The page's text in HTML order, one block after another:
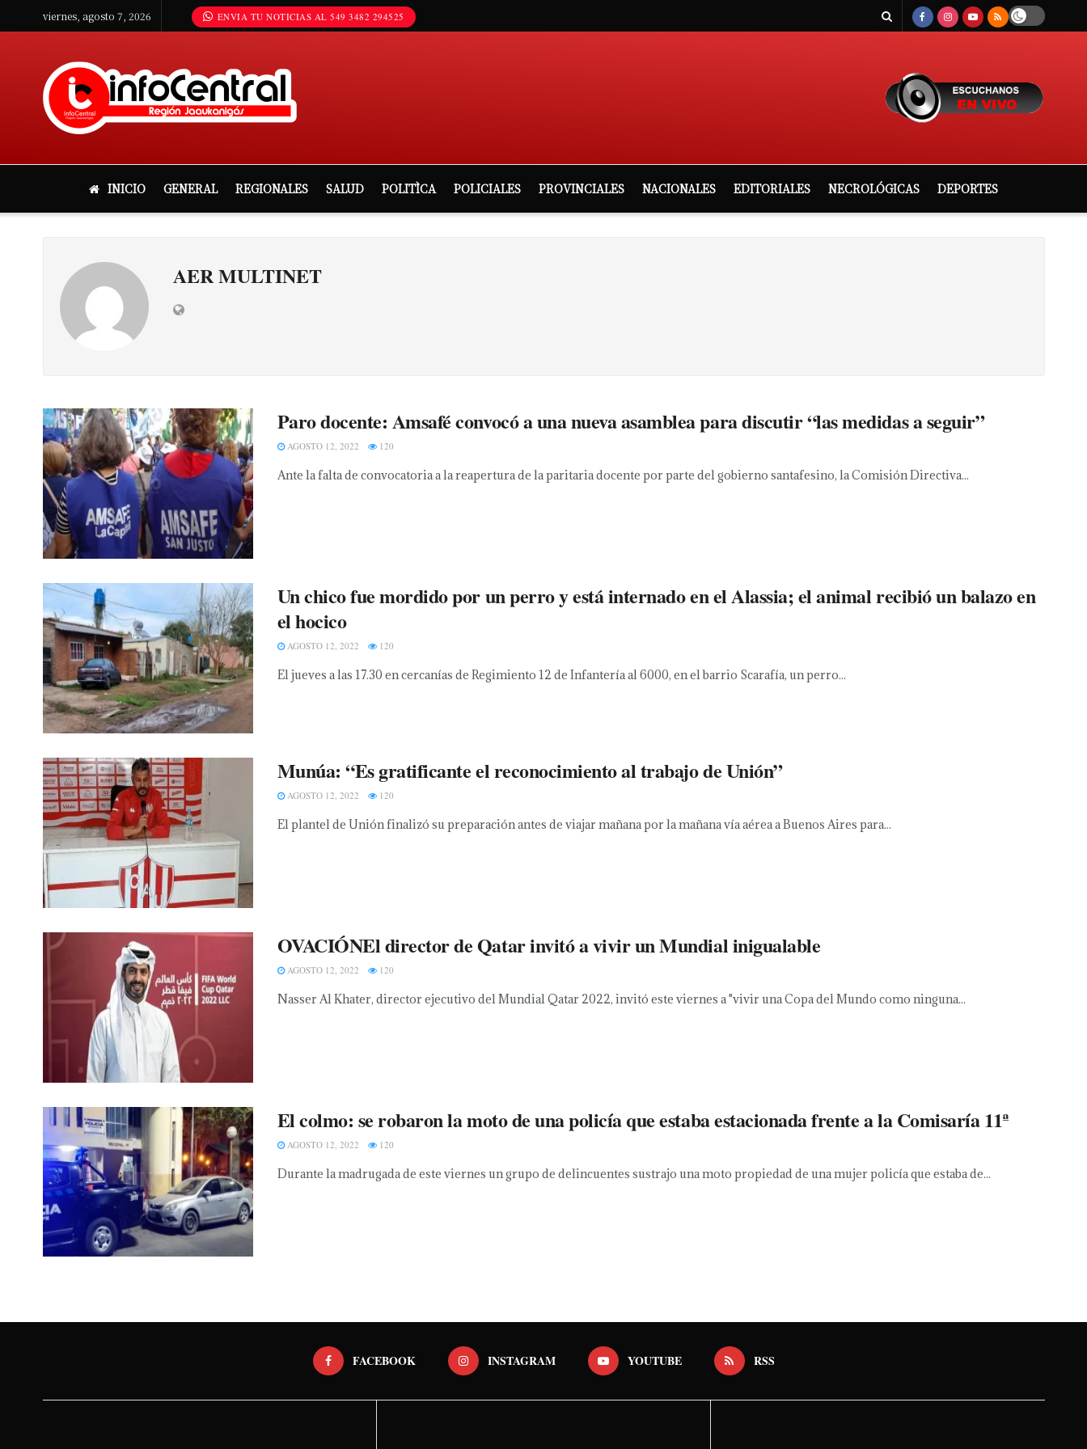
viernes, agosto 7, 2026 ENVIA TU NOTICIAS AL 549 3482 294525
INICIO GENERAL REGIONALES SALUD POLITÌCA POLICIALES PROVINCIALES NACIONALES EDITORIALES NECROLÓGICAS DEPORTES
AER MULTINET
Paro docente: Amsafé convocó a una nueva asamblea para discutir “las medidas a seguir”
AGOSTO 12, 2022 120
Ante la falta de convocatoria a la reapertura de la paritaria docente por parte del gobierno santafesino, la Comisión Directiva...
Un chico fue mordido por un perro y está internado en el Alassia; el animal recibió un balazo en
el hocico
AGOSTO 12, 2022 120
El jueves a las 17.30 en cercanías de Regimiento 12 de Infantería al 6000, en el barrio Scarafía, un perro...
Munúa: “Es gratificante el reconocimiento al trabajo de Unión”
AGOSTO 12, 2022 120
El plantel de Unión finalizó su preparación antes de viajar mañana por la mañana vía aérea a Buenos Aires para...
OVACIÓNEl director de Qatar invitó a vivir un Mundial inigualable
AGOSTO 12, 2022 120
Nasser Al Khater, director ejecutivo del Mundial Qatar 2022, invitó este viernes a "vivir una Copa del Mundo como ninguna...
El colmo: se robaron la moto de una policía que estaba estacionada frente a la Comisaría 11ª
AGOSTO 12, 2022 120
Durante la madrugada de este viernes un grupo de delincuentes sustrajo una moto propiedad de una mujer policía que estaba de...
FACEBOOK INSTAGRAM YOUTUBE RSS